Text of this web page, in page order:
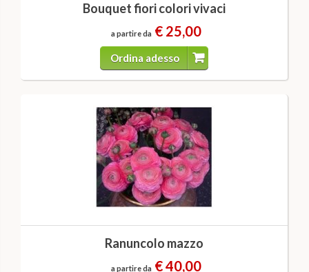
Bouquet fiori colori vivaci
a partire da € 25,00
Ordina adesso
Ranuncolo mazzo
a partire da € 40,00